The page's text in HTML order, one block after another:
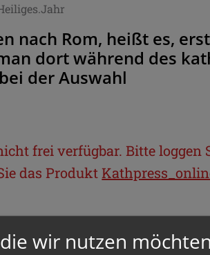
nach Rom, heißt es,
dort während des
der Auswahl
frei verfügbar. Bitte loggen
das Produkt
wir nutzen möchten